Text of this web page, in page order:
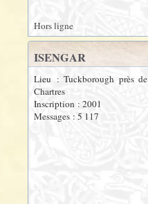
Hors ligne
ISENGAR
Lieu : Tuckborough près de
Chartres
Inscription : 2001
Messages : 5 117